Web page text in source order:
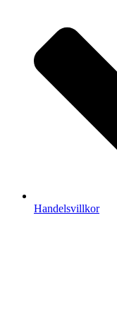
Handelsvillkor